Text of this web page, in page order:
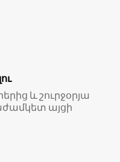
և շուրջօրյա
այցի